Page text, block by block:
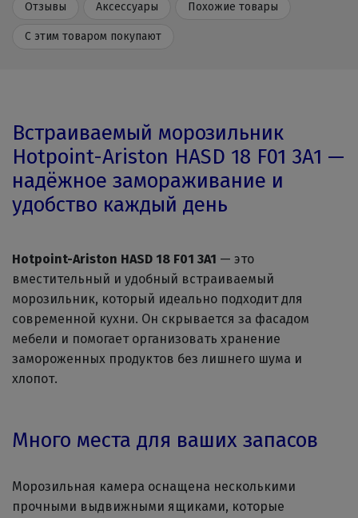
Отзывы Аксессуары Похожие товары
С этим товаром покупают
Встраиваемый морозильник
Hotpoint-Ariston HASD 18 F01 3A1 —
надёжное замораживание и
удобство каждый день
Hotpoint-Ariston HASD 18 F01 3A1 — это
вместительный и удобный встраиваемый
морозильник, который идеально подходит для
современной кухни. Он скрывается за фасадом
мебели и помогает организовать хранение
замороженных продуктов без лишнего шума и
хлопот.
Много места для ваших запасов
Морозильная камера оснащена несколькими
прочными выдвижными ящиками, которые